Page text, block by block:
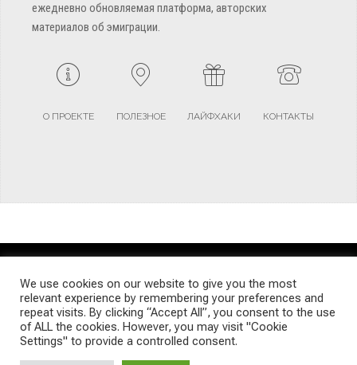
ежедневно обновляемая платформа, авторских
материалов об эмиграции.
О ПРОЕКТЕ ПОЛЕЗНОЕ ЛАЙФХАКИ КОНТАКТЫ
TERMS AND CONDITIONS PRIVACY POLICY SITEMAP
© Emigrants Life WordPress Theme by TagDiv
We use cookies on our website to give you the most
relevant experience by remembering your preferences and
repeat visits. By clicking “Accept All”, you consent to the use
of ALL the cookies. However, you may visit "Cookie
Settings" to provide a controlled consent.